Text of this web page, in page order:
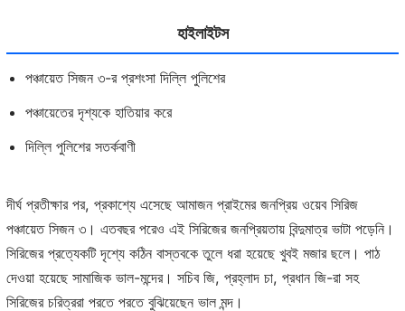
হাইলাইটস
পঞ্চায়েত সিজন ৩-র প্রশংসা দিল্লি পুলিশের
পঞ্চায়েতের দৃশ্যকে হাতিয়ার করে
দিল্লি পুলিশের সতর্কবাণী
দীর্ঘ প্রতীক্ষার পর, প্রকাশ্যে এসেছে আমাজন প্রাইমের জনপ্রিয় ওয়েব সিরিজ
পঞ্চায়েত সিজন ৩। এতবছর পরেও এই সিরিজের জনপ্রিয়তায় বিন্দুমাত্র ভাটা পড়েনি।
সিরিজের প্রত্যেকটি দৃশ্যে কঠিন বাস্তবকে তুলে ধরা হয়েছে খুবই মজার ছলে। পাঠ
দেওয়া হয়েছে সামাজিক ভাল-মন্দের। সচিব জি, প্রহ্লাদ চা, প্রধান জি-রা সহ
সিরিজের চরিত্ররা পরতে পরতে বুঝিয়েছেন ভাল মন্দ।